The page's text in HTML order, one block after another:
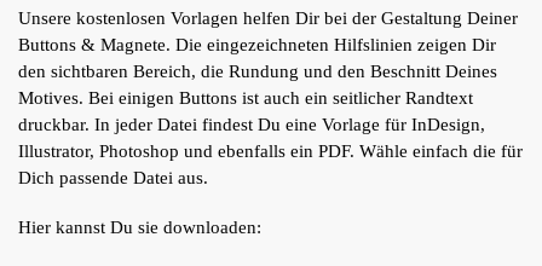
Unsere kostenlosen Vorlagen helfen Dir bei der Gestaltung Deiner
Buttons & Magnete. Die eingezeichneten Hilfslinien zeigen Dir
den sichtbaren Bereich, die Rundung und den Beschnitt Deines
Motives. Bei einigen Buttons ist auch ein seitlicher Randtext
druckbar. In jeder Datei findest Du eine Vorlage für InDesign,
Illustrator, Photoshop und ebenfalls ein PDF. Wähle einfach die für
Dich passende Datei aus.
Hier kannst Du sie downloaden: